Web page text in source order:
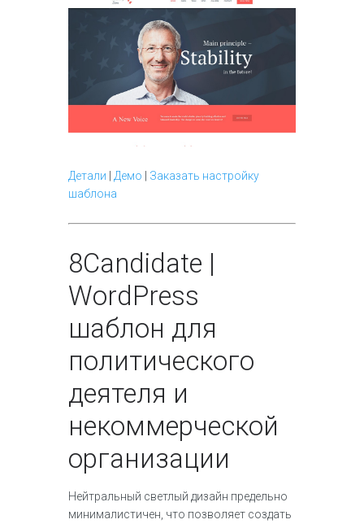
Детали Демо
Заказать настройку
шаблона
8Candidate |
WordPress
шаблон для
политического
деятеля и
некоммерческой
организации
Нейтральный светлый дизайн предельно
минималистичен, что позволяет создать